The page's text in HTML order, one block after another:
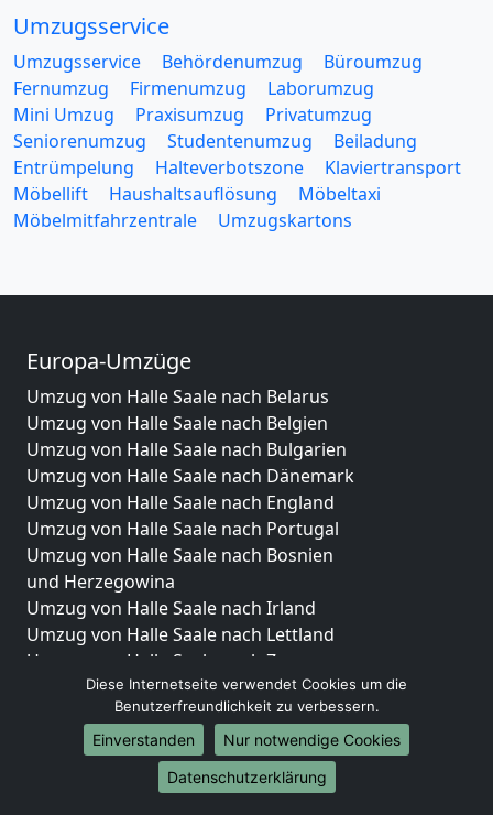
Umzugsservice
Umzugsservice Behördenumzug
Büroumzug
Fernumzug
Firmenumzug
Laborumzug
Mini Umzug
Praxisumzug
Privatumzug
Seniorenumzug
Studentenumzug
Beiladung
Entrümpelung
Halteverbotszone
Klaviertransport
Möbellift
Haushaltsauflösung
Möbeltaxi
Möbelmitfahrzentrale
Umzugskartons
Europa-Umzüge
Umzug von Halle Saale nach Belarus
Umzug von Halle Saale nach Belgien
Umzug von Halle Saale nach Bulgarien
Umzug von Halle Saale nach Dänemark
Umzug von Halle Saale nach England
Umzug von Halle Saale nach Portugal
Umzug von Halle Saale nach Bosnien
und Herzegowina
Umzug von Halle Saale nach Irland
Umzug von Halle Saale nach Lettland
Umzug von Halle Saale nach Zypern
Umzug von Halle Saale nach Kroatien
Umzug von Halle Saale nach Estland
Umzug von Halle Saale nach Finnland
Umzug von Halle Saale nach Frankreich
Umzug von Halle Saale nach Griechenland
Diese Internetseite verwendet Cookies um die
Benutzerfreundlichkeit zu verbessern.
Einverstanden
Nur notwendige Cookies
Datenschutzerklärung